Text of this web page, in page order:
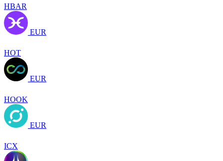
HBAR
EUR
HOT
EUR
HOOK
EUR
ICX